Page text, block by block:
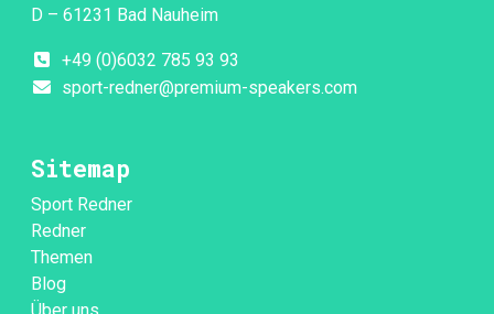
D – 61231 Bad Nauheim
+49 (0)6032 785 93 93
sport-redner@premium-speakers.com
Sitemap
Sport Redner
Redner
Themen
Blog